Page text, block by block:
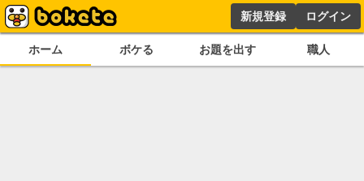
新規登録 ログイン
ホーム ボケる お題を出す 職人